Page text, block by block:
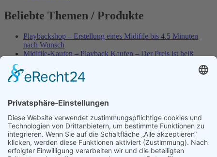
Beliebte Themen / Produkte
Playbackshop – Erstellung eines Midifile bis 4.5 Minuten
nach Wunsch
Midifile-Kaufen – Playback Kaufen – Der Preis ist heiß
Best of Karaoke – Roy Black – Playbacks – Absolute Rarität
World-of-Karaoke – Midifiles kaufen – Ich baue Dein
Playbackshop – Erstellung eines Wunschmidifile bis 3.5
Minuten
10 Spanische All-TIME Sommerhits als Karaoke-Playbacks –
Absolute Klassiker
Playbackshop – Erstellung eines Wunschmidifile bis 3.0
Minuten